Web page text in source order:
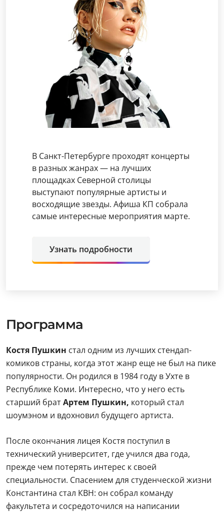
В Санкт-Петербурге проходят концерты
в разных жанрах — на лучших
площадках Северной столицы
выступают популярные артисты и
восходящие звезды. Афиша КП собрала
самые интересные мероприятия марте.
Узнать подробности
Программа
Костя Пушкин стал одним из лучших стендап-
комиков страны, когда этот жанр еще не был на пике
популярности. Он родился в 1984 году в Ухте в
Республике Коми. Интересно, что у него есть
старший братАртем Пушкин, который стал
шоумэном и вдохновил будущего артиста.
После окончания лицея Костя поступил в
технический университет, где учился два года,
прежде чем потерять интерес к своей
специальности. Спасением для студенческой жизни
Константина стал КВН: он собрал команду
факультета и сосредоточился на написании